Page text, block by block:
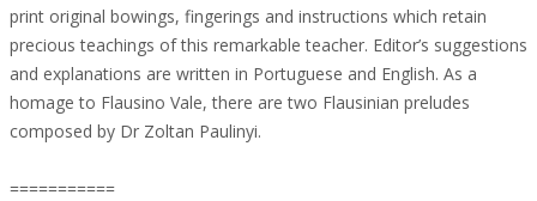
print original bowings, fingerings and instructions which retain
precious teachings of this remarkable teacher. Editor’s suggestions
and explanations are written in Portuguese and English. As a
homage to Flausino Vale, there are two Flausinian preludes
composed by Dr Zoltan Paulinyi.
===========